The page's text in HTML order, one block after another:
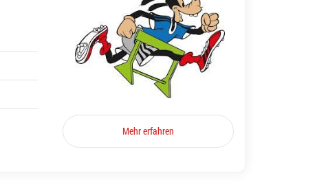
Mehr erfahren